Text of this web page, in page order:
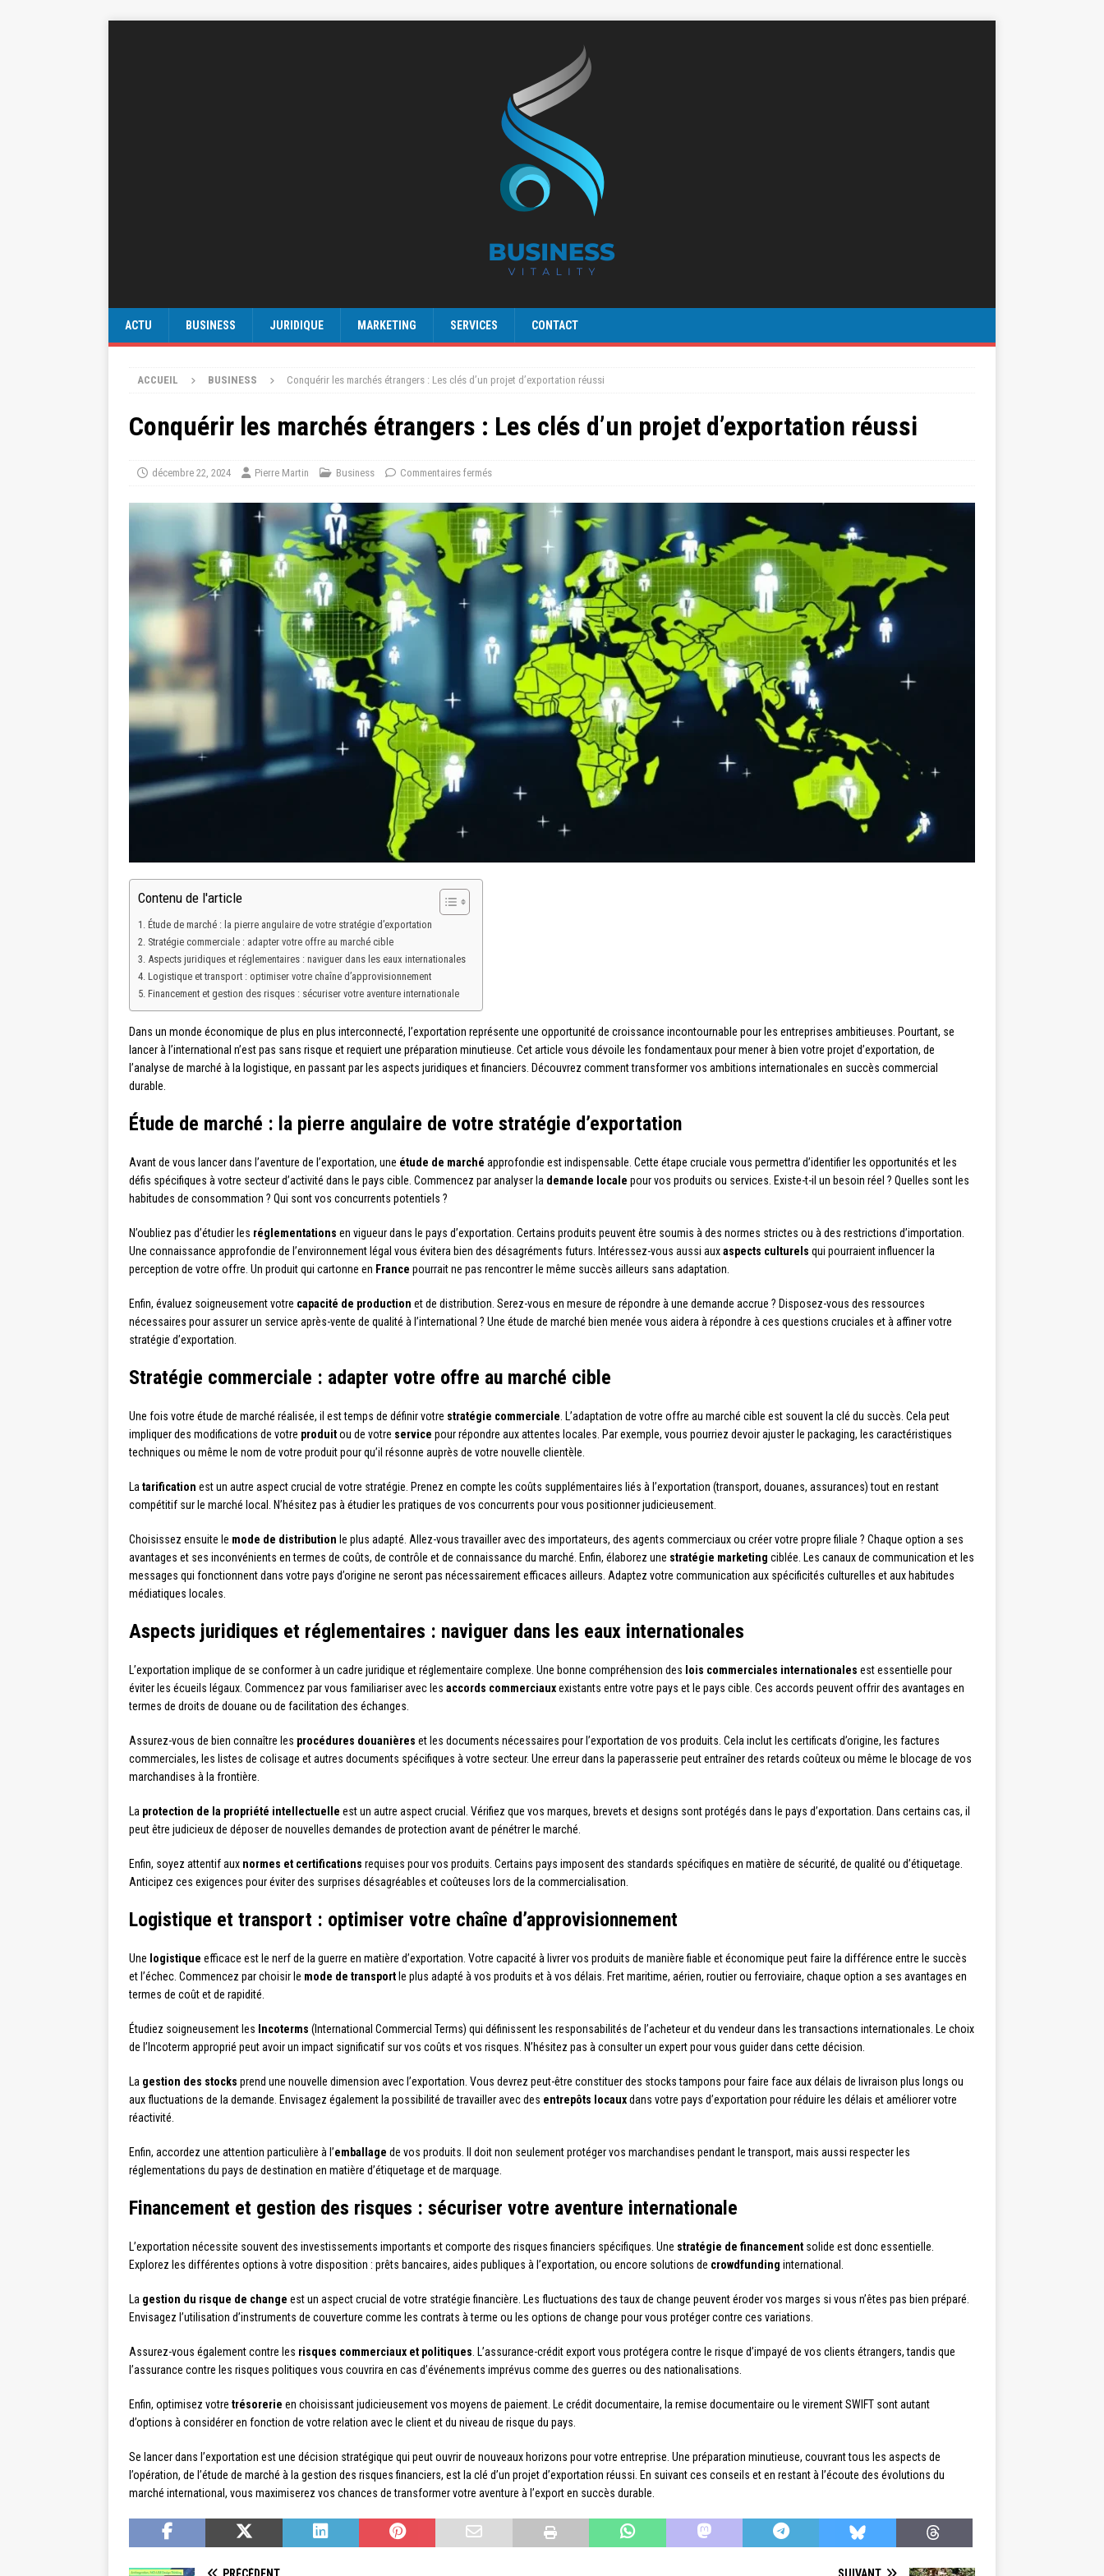
ACTU BUSINESS JURIDIQUE MARKETING SERVICES CONTACT
ACCUEIL BUSINESS Conquérir les marchés étrangers : Les clés d’un projet d’exportation réussi
Conquérir les marchés étrangers : Les clés d’un projet d’exportation réussi
décembre 22, 2024 Pierre Martin Business Commentaires fermés
Contenu de l'article
Étude de marché : la pierre angulaire de votre stratégie d’exportation
Stratégie commerciale : adapter votre offre au marché cible
Aspects juridiques et réglementaires : naviguer dans les eaux internationales
Logistique et transport : optimiser votre chaîne d’approvisionnement
Financement et gestion des risques : sécuriser votre aventure internationale
Dans un monde économique de plus en plus interconnecté, l’exportation représente une opportunité de croissance incontournable pour les entreprises ambitieuses. Pourtant, se
lancer à l’international n’est pas sans risque et requiert une préparation minutieuse. Cet article vous dévoile les fondamentaux pour mener à bien votre projet d’exportation, de
l’analyse de marché à la logistique, en passant par les aspects juridiques et financiers. Découvrez comment transformer vos ambitions internationales en succès commercial
durable.
Étude de marché : la pierre angulaire de votre stratégie d’exportation
Avant de vous lancer dans l’aventure de l’exportation, une étude de marché approfondie est indispensable. Cette étape cruciale vous permettra d’identifier les opportunités et les
défis spécifiques à votre secteur d’activité dans le pays cible. Commencez par analyser la demande locale pour vos produits ou services. Existe-t-il un besoin réel ? Quelles sont les
habitudes de consommation ? Qui sont vos concurrents potentiels ?
N’oubliez pas d’étudier les réglementations en vigueur dans le pays d’exportation. Certains produits peuvent être soumis à des normes strictes ou à des restrictions d’importation.
Une connaissance approfondie de l’environnement légal vous évitera bien des désagréments futurs. Intéressez-vous aussi auxaspects culturels qui pourraient influencer la
perception de votre offre. Un produit qui cartonne en France pourrait ne pas rencontrer le même succès ailleurs sans adaptation.
Enfin, évaluez soigneusement votre capacité de production et de distribution. Serez-vous en mesure de répondre à une demande accrue ? Disposez-vous des ressources
nécessaires pour assurer un service après-vente de qualité à l’international ? Une étude de marché bien menée vous aidera à répondre à ces questions cruciales et à affiner votre
stratégie d’exportation.
Stratégie commerciale : adapter votre offre au marché cible
Une fois votre étude de marché réalisée, il est temps de définir votre stratégie commerciale . L’adaptation de votre offre au marché cible est souvent la clé du succès. Cela peut
impliquer des modifications de votre produitou de votre service pour répondre aux attentes locales. Par exemple, vous pourriez devoir ajuster le packaging, les caractéristiques
techniques ou même le nom de votre produit pour qu’il résonne auprès de votre nouvelle clientèle.
La tarification est un autre aspect crucial de votre stratégie. Prenez en compte les coûts supplémentaires liés à l’exportation (transport, douanes, assurances) tout en restant
compétitif sur le marché local. N’hésitez pas à étudier les pratiques de vos concurrents pour vous positionner judicieusement.
Choisissez ensuite le mode de distribution le plus adapté. Allez-vous travailler avec des importateurs, des agents commerciaux ou créer votre propre filiale ? Chaque option a ses
avantages et ses inconvénients en termes de coûts, de contrôle et de connaissance du marché. Enfin, élaborez une stratégie marketing ciblée. Les canaux de communication et les
messages qui fonctionnent dans votre pays d’origine ne seront pas nécessairement efficaces ailleurs. Adaptez votre communication aux spécificités culturelles et aux habitudes
médiatiques locales.
Aspects juridiques et réglementaires : naviguer dans les eaux internationales
L’exportation implique de se conformer à un cadre juridique et réglementaire complexe. Une bonne compréhension des lois commerciales internationales est essentielle pour
éviter les écueils légaux. Commencez par vous familiariser avec les accords commerciauxexistants entre votre pays et le pays cible. Ces accords peuvent offrir des avantages en
termes de droits de douane ou de facilitation des échanges.
Assurez-vous de bien connaître les procédures douanières et les documents nécessaires pour l’exportation de vos produits. Cela inclut les certificats d’origine, les factures
commerciales, les listes de colisage et autres documents spécifiques à votre secteur. Une erreur dans la paperasserie peut entraîner des retards coûteux ou même le blocage de vos
marchandises à la frontière.
La protection de la propriété intellectuelle est un autre aspect crucial. Vérifiez que vos marques, brevets et designs sont protégés dans le pays d’exportation. Dans certains cas, il
peut être judicieux de déposer de nouvelles demandes de protection avant de pénétrer le marché.
Enfin, soyez attentif aux normes et certifications requises pour vos produits. Certains pays imposent des standards spécifiques en matière de sécurité, de qualité ou d’étiquetage.
Anticipez ces exigences pour éviter des surprises désagréables et coûteuses lors de la commercialisation.
Logistique et transport : optimiser votre chaîne d’approvisionnement
Une logistique efficace est le nerf de la guerre en matière d’exportation. Votre capacité à livrer vos produits de manière fiable et économique peut faire la différence entre le succès
et l’échec. Commencez par choisir le mode de transport le plus adapté à vos produits et à vos délais. Fret maritime, aérien, routier ou ferroviaire, chaque option a ses avantages en
termes de coût et de rapidité.
Étudiez soigneusement les Incoterms (International Commercial Terms) qui définissent les responsabilités de l’acheteur et du vendeur dans les transactions internationales. Le choix
de l’Incoterm approprié peut avoir un impact significatif sur vos coûts et vos risques. N’hésitez pas à consulter un expert pour vous guider dans cette décision.
La gestion des stocks prend une nouvelle dimension avec l’exportation. Vous devrez peut-être constituer des stocks tampons pour faire face aux délais de livraison plus longs ou
aux fluctuations de la demande. Envisagez également la possibilité de travailler avec des entrepôts locauxdans votre pays d’exportation pour réduire les délais et améliorer votre
réactivité.
Enfin, accordez une attention particulière à l’emballage de vos produits. Il doit non seulement protéger vos marchandises pendant le transport, mais aussi respecter les
réglementations du pays de destination en matière d’étiquetage et de marquage.
Financement et gestion des risques : sécuriser votre aventure internationale
L’exportation nécessite souvent des investissements importants et comporte des risques financiers spécifiques. Une stratégie de financement solide est donc essentielle.
Explorez les différentes options à votre disposition : prêts bancaires, aides publiques à l’exportation, ou encore solutions de crowdfunding international.
La gestion du risque de change est un aspect crucial de votre stratégie financière. Les fluctuations des taux de change peuvent éroder vos marges si vous n’êtes pas bien préparé.
Envisagez l’utilisation d’instruments de couverture comme les contrats à terme ou les options de change pour vous protéger contre ces variations.
Assurez-vous également contre les risques commerciaux et politiques . L’assurance-crédit export vous protégera contre le risque d’impayé de vos clients étrangers, tandis que
l’assurance contre les risques politiques vous couvrira en cas d’événements imprévus comme des guerres ou des nationalisations.
Enfin, optimisez votre trésorerie en choisissant judicieusement vos moyens de paiement. Le crédit documentaire, la remise documentaire ou le virement SWIFT sont autant
d’options à considérer en fonction de votre relation avec le client et du niveau de risque du pays.
Se lancer dans l’exportation est une décision stratégique qui peut ouvrir de nouveaux horizons pour votre entreprise. Une préparation minutieuse, couvrant tous les aspects de
l’opération, de l’étude de marché à la gestion des risques financiers, est la clé d’un projet d’exportation réussi. En suivant ces conseils et en restant à l’écoute des évolutions du
marché international, vous maximiserez vos chances de transformer votre aventure à l’export en succès durable.